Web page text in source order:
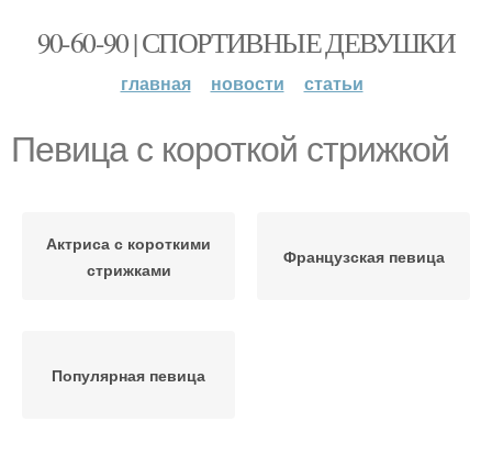
90-60-90 | СПОРТИВНЫЕ ДЕВУШКИ
главная новости статьи
Певица с короткой стрижкой
Актриса с короткими
стрижками
Французская певица
Популярная певица